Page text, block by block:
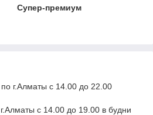
Супер-премиум
по г.Алматы с 14.00 до 22.00
с 14.00 до 19.00 в будни